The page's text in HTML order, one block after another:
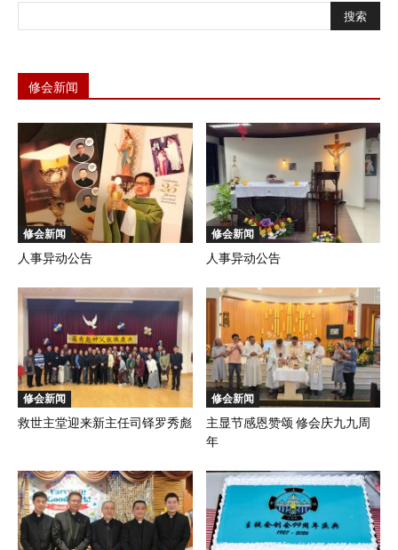
修会新闻
修会新闻
人事异动公告
修会新闻
人事异动公告
修会新闻
救世主堂迎来新主任司铎罗秀彪
修会新闻
主显节感恩赞颂 修会庆九九周
年